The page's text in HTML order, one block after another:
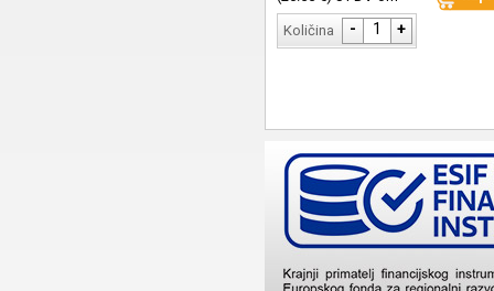
Količina - 1 +